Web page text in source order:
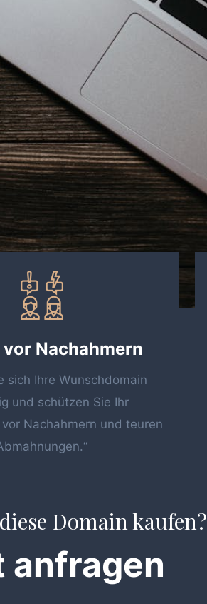
Nachahmern
sich Ihre Wunschdomain
und schützen Sie Ihr
Nachahmern und teuren
Domain kaufen?
anfragen